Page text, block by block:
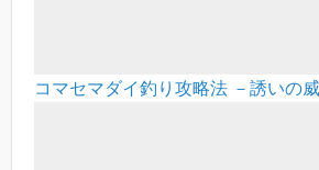
コマセマダイ釣り攻略法 －誘いの